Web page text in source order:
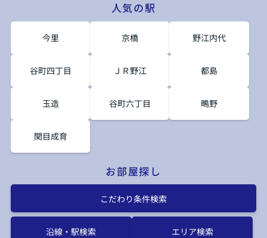
人気の駅
今里 京橋 野江内代
谷町四丁目 ＪＲ野江 都島
玉造 谷町六丁目 鴫野
関目成育
お部屋探し
こだわり条件検索
沿線・駅検索 エリア検索